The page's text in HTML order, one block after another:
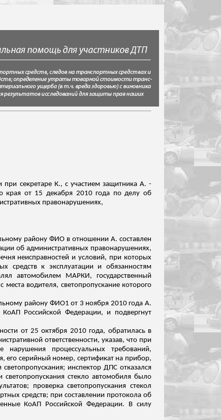
секретаре К., с участием защитника А. -
края от 15 декабря 2010 года по делу об
правонарушениях,
району ФИО в отношении А. составлен
об административных правонарушениях,
неисправностей и условий, при которых
средств к эксплуатации и обязанностям
автомобилем МАРКИ, государственный
водителя, светопропускание которого
району ФИО1 от 3 ноября 2010 года А.
Российской Федерации, и подвергнут
от 25 октября 2010 года, обратилась в
ответственности, указав, что при
процессуальных требований,
его серийный номер, сертификат на прибор,
инспектор ДПС отказался
стекло автомобиля было
проверка светопропускания стекол
средств; при составлении протокола об
КоАП Российской Федерации. В силу